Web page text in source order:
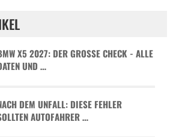
X5 2027: DER GROSSE CHECK - ALLE D
UND …
DEM UNFALL: DIESE FEHLER
AUTOFAHRER …